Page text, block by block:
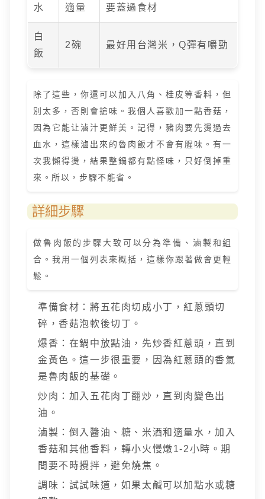
水 適量 要蓋過食材
白
飯
2碗 最好用台灣米，Q彈有嚼勁
除了這些，你還可以加入八角、桂皮等香料，但
別太多，否則會搶味。我個人喜歡加一點香菇，
因為它能让滷汁更鮮美。記得，豬肉要先燙過去
血水，這樣滷出來的魯肉飯才不會有腥味。有一
次我懶得燙，結果整鍋都有點怪味，只好倒掉重
來。所以，步驟不能省。
詳細步驟
做魯肉飯的步驟大致可以分為準備、滷製和組
合。我用一個列表來概括，這樣你跟著做會更輕
鬆。
準備食材：將五花肉切成小丁，紅蔥頭切
碎，香菇泡軟後切丁。
爆香：在鍋中放點油，先炒香紅蔥頭，直到
金黃色。這一步很重要，因為紅蔥頭的香氣
是魯肉飯的基礎。
炒肉：加入五花肉丁翻炒，直到肉變色出
油。
滷製：倒入醬油、糖、米酒和適量水，加入
香菇和其他香料，轉小火慢燉1-2小時。期
間要不時攪拌，避免燒焦。
調味：試試味道，如果太鹹可以加點水或糖